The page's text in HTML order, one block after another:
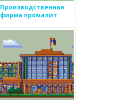
Производственная
фирма промалит